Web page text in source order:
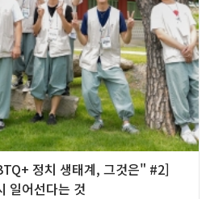
정치 생태계, 그것은" #2]
일어선다는 것